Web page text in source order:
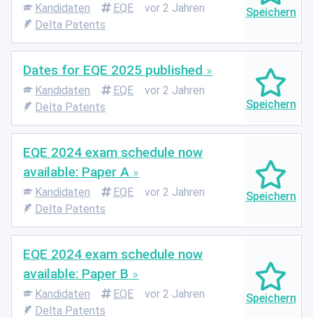
Kandidaten EQE
vor 2 Jahren
Delta Patents
Dates for EQE 2025 published
Kandidaten EQE
vor 2 Jahren
Delta Patents
EQE 2024 exam schedule now
available: Paper A
Kandidaten EQE
vor 2 Jahren
Delta Patents
EQE 2024 exam schedule now
available: Paper B
Kandidaten EQE
vor 2 Jahren
Delta Patents